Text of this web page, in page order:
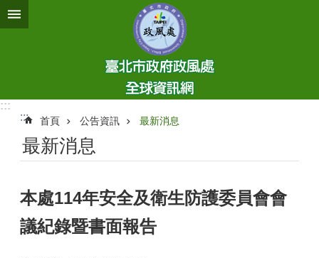
跳到主要內容區塊
:::
:::
首頁 公告資訊 最新消息
最新消息
本處114年安全及衛生防護委員會會
議紀錄暨書面報告